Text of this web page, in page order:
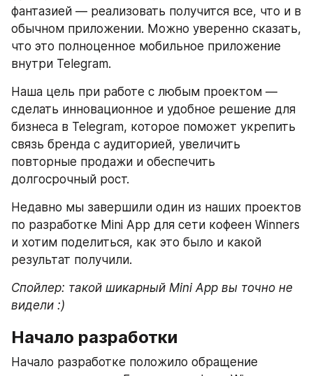
фантазией — реализовать получится все, что и в
обычном приложении. Можно уверенно сказать,
что это полноценное мобильное приложение
внутри Telegram.
Наша цель при работе с любым проектом —
сделать инновационное и удобное решение для
бизнеса в Telegram, которое поможет укрепить
связь бренда с аудиторией, увеличить
повторные продажи и обеспечить
долгосрочный рост.
Недавно мы завершили один из наших проектов
по разработке Mini App для сети кофеен Winners
и хотим поделиться, как это было и какой
результат получили.
Спойлер: такой шикарный Mini App вы точно не
видели :)
Начало разработки
Начало разработке положило обращение